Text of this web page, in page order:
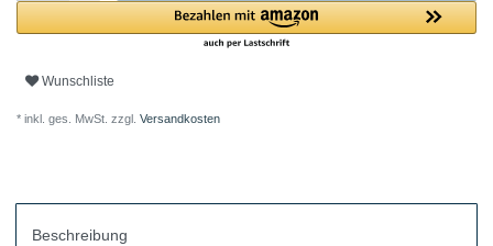
Wunschliste
* inkl. ges. MwSt. zzgl. Versandkosten
Beschreibung